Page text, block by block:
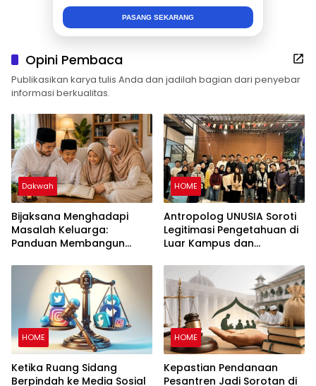
PASANG SEKARANG
Opini Pembaca
Publikasikan karya tulis Anda dan jadilah bagian dari penyebar
informasi berkualitas.
Dakwah
Bijaksana Menghadapi
Masalah Keluarga:
Panduan Membangun
Perspektif Islam
HOME
Antropolog UNUSIA Soroti
Legitimasi Pengetahuan di
Luar Kampus dan
HOME
Ketika Ruang Sidang
Berpindah ke Media Sosial
HOME
Kepastian Pendanaan
Pesantren Jadi Sorotan di